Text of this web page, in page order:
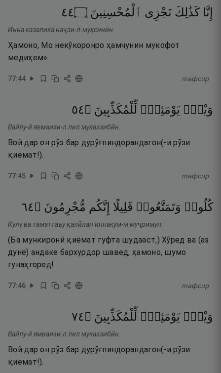
إِنَّا كَذَٰلِكَ نَجْزِى ٱلْمُحْسِنِينَ ۝٤٤
Инна казалика наҷзи-л-муҳсинӣн.
Ҳамоно, Мо некӯкоронро ҳамчунин мукофот
медиҳем».
77:44 тафсир
وَيْلٌۭ يَوْمَئِذٍۢ لِّلْمُكَذِّبِينَ ۝٤٥
Вайлу-й явмаизи-л лил муказзибӣн.
Вой дар он рӯз бар дурӯғпиндорандагон(-и рӯзи
қиёмат!).
77:45 тафсир
كُلُوا۟ وَتَمَتَّعُوا۟ قَلِيلًا إِنَّكُم مُّجْرِمُونَ ۝٤٦
Кулу ва таматтаъу қалӣлан иннакум-м муҷримун.
(Ба мункиронӣ қиёмат гуфта шудааст,) Хӯред ва (аз
дунё) андаке бархурдор шавед, ҳамоно, шумо
гунаҳгоред!
77:46 тафсир
وَيْلٌۭ يَوْمَئِذٍۢ لِّلْمُكَذِّبِينَ ۝٤٧
Вайлу-й ямваизи-л лил муказзибӣн.
Вой дар он рӯз бар дурӯғпиндорандагон(-и рӯзи
қиёмат!).